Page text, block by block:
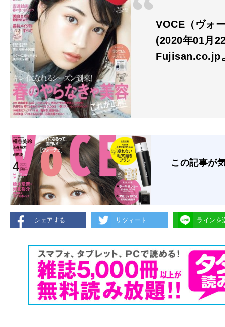
VOCE（ヴォ
(2020年01月
Fujisan.co.jp
この記事が
シェアする リツィート ラインを